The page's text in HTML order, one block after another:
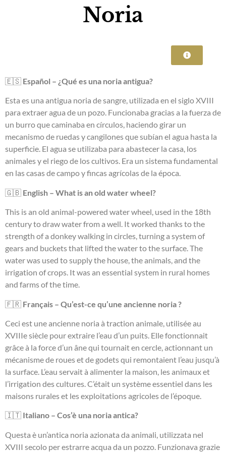
Noria
🇪🇸 Español – ¿Qué es una noria antigua?
Esta es una antigua noria de sangre, utilizada en el siglo XVIII
para extraer agua de un pozo. Funcionaba gracias a la fuerza de
un burro que caminaba en círculos, haciendo girar un
mecanismo de ruedas y cangilones que subían el agua hasta la
superficie. El agua se utilizaba para abastecer la casa, los
animales y el riego de los cultivos. Era un sistema fundamental
en las casas de campo y fincas agrícolas de la época.
🇬🇧 English – What is an old water wheel?
This is an old animal-powered water wheel, used in the 18th
century to draw water from a well. It worked thanks to the
strength of a donkey walking in circles, turning a system of
gears and buckets that lifted the water to the surface. The
water was used to supply the house, the animals, and the
irrigation of crops. It was an essential system in rural homes
and farms of the time.
🇫🇷 Français – Qu’est-ce qu’une ancienne noria ?
Ceci est une ancienne noria à traction animale, utilisée au
XVIIIe siècle pour extraire l’eau d’un puits. Elle fonctionnait
grâce à la force d’un âne qui tournait en cercle, actionnant un
mécanisme de roues et de godets qui remontaient l’eau jusqu’à
la surface. L’eau servait à alimenter la maison, les animaux et
l’irrigation des cultures. C’était un système essentiel dans les
maisons rurales et les exploitations agricoles de l’époque.
🇮🇹 Italiano – Cos’è una noria antica?
Questa è un’antica noria azionata da animali, utilizzata nel
XVIII secolo per estrarre acqua da un pozzo. Funzionava grazie